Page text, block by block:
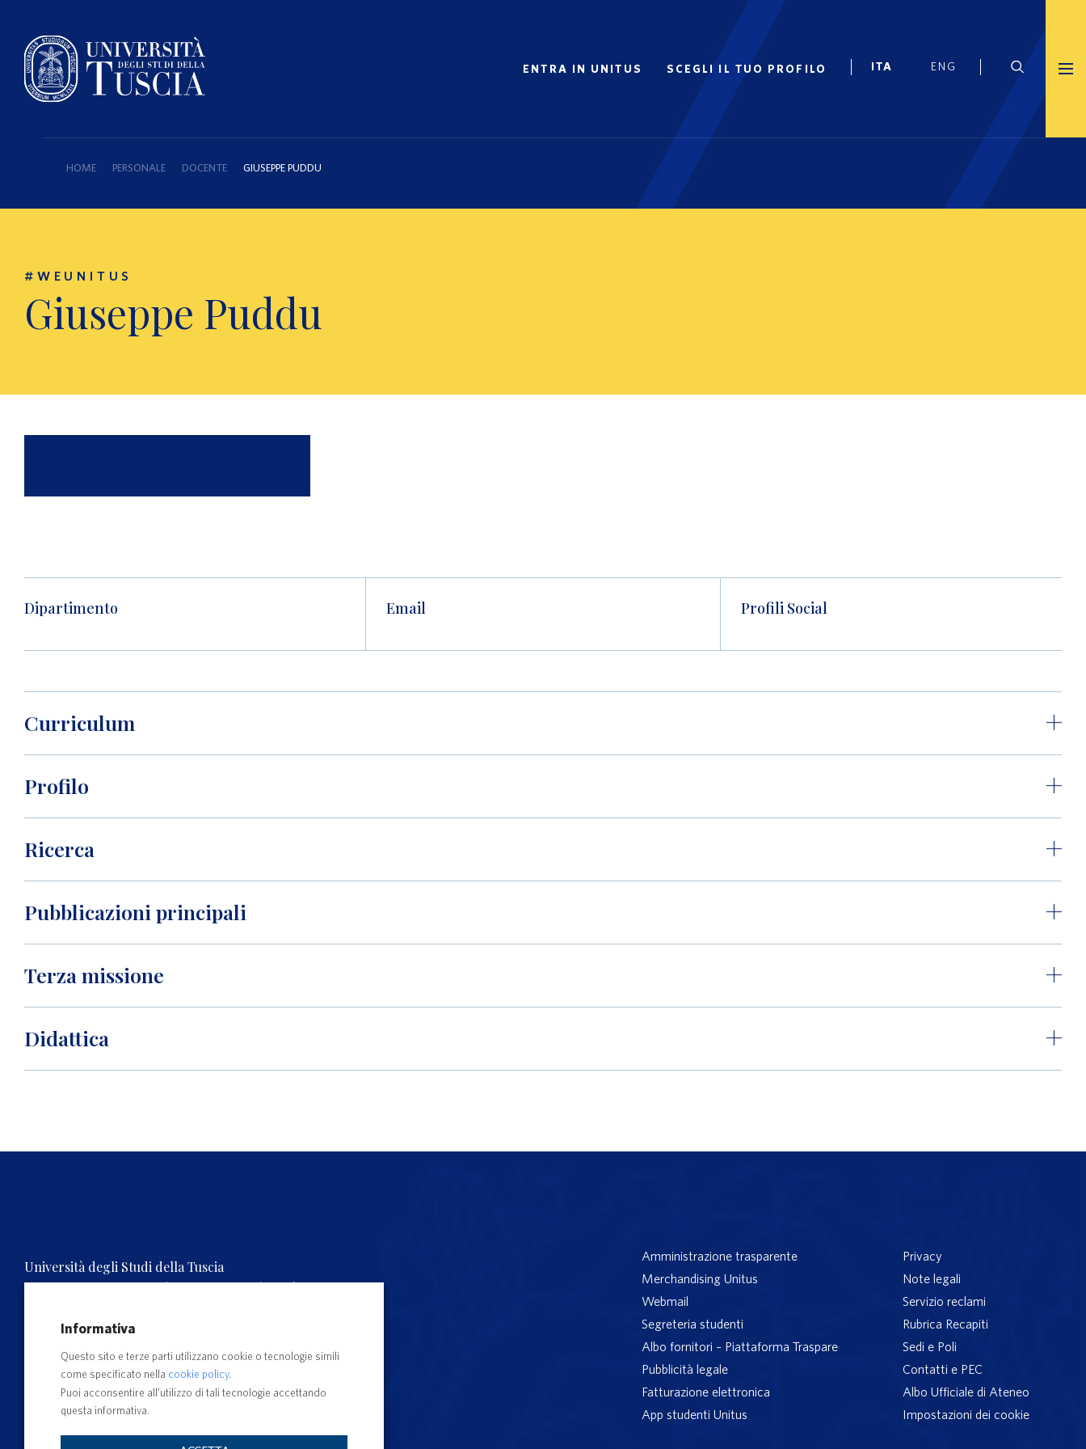
ENTRA IN UNITUS SCEGLI IL TUO PROFILO
HOME PERSONALE DOCENTE GIUSEPPE PUDDU
#WEUNITUS
Giuseppe Puddu
Dipartimento Email Profili Social
Curriculum
Profilo
Ricerca
Pubblicazioni principali
Terza missione
Didattica
Università degli Studi della Tuscia
Rettorato, Via S.M. in Gradi n.4, 01100 Viterbo, ITALY.
C.F. 80029030568 – P.IVA 00575560560
Amministrazione trasparente
Merchandising Unitus
Webmail
Segreteria studenti
Albo fornitori – Piattaforma Traspare
Pubblicità legale
Fatturazione elettronica
App studenti Unitus
Privacy
Note legali
Servizio reclami
Rubrica Recapiti
Sedi e Poli
Contatti e PEC
Albo Ufficiale di Ateneo
Impostazioni dei cookie
Informativa
Questo sito e terze parti utilizzano cookie o tecnologie simili
come specificato nella cookie policy.
Puoi acconsentire all’utilizzo di tali tecnologie accettando
questa informativa.